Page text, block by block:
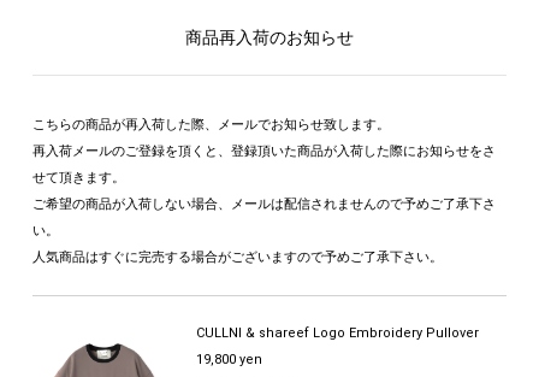
商品再入荷のお知らせ
こちらの商品が再入荷した際、メールでお知らせ致します。
再入荷メールのご登録を頂くと、登録頂いた商品が入荷した際にお知らせをさ
せて頂きます。
ご希望の商品が入荷しない場合、メールは配信されませんので予めご了承下さ
い。
人気商品はすぐに完売する場合がございますので予めご了承下さい。
CULLNI & shareef Logo Embroidery Pullover
19,800 yen